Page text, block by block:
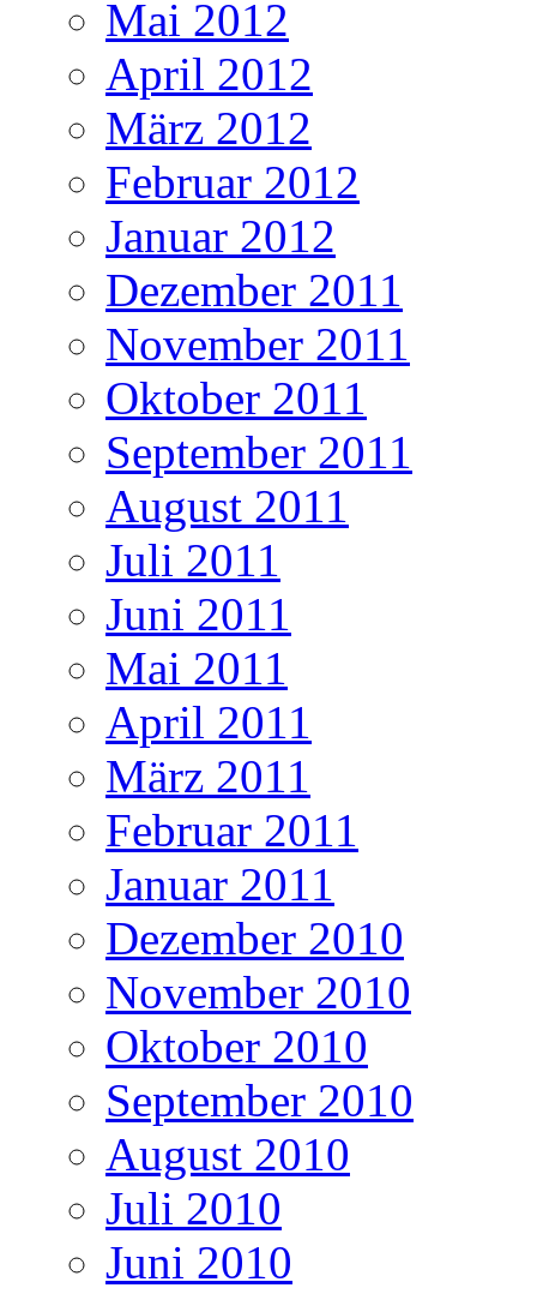
Mai 2012
April 2012
März 2012
Februar 2012
Januar 2012
Dezember 2011
November 2011
Oktober 2011
September 2011
August 2011
Juli 2011
Juni 2011
Mai 2011
April 2011
März 2011
Februar 2011
Januar 2011
Dezember 2010
November 2010
Oktober 2010
September 2010
August 2010
Juli 2010
Juni 2010